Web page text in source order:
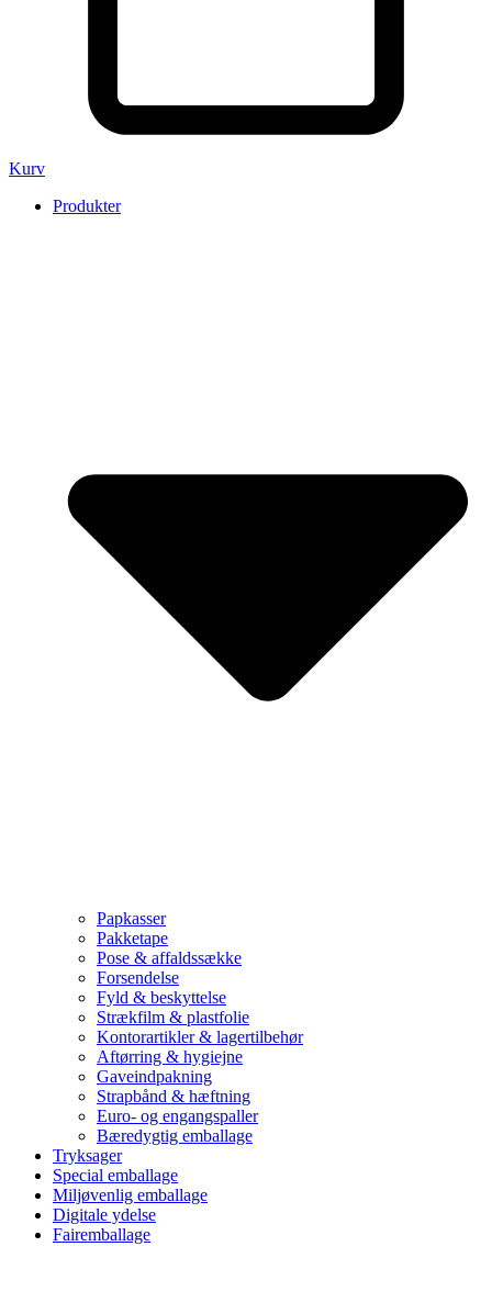
Kurv
Produkter
Papkasser
Pakketape
Pose & affaldssække
Forsendelse
Fyld & beskyttelse
Strækfilm & plastfolie
Kontorartikler & lagertilbehør
Aftørring & hygiejne
Gaveindpakning
Strapbånd & hæftning
Euro- og engangspaller
Bæredygtig emballage
Tryksager
Special emballage
Miljøvenlig emballage
Digitale ydelse
Fairemballage